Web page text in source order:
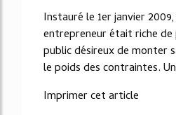
Instauré le 1er janvier
entrepreneur était riche de
public désireux de monter
le poids des contraintes.
Imprimer cet article